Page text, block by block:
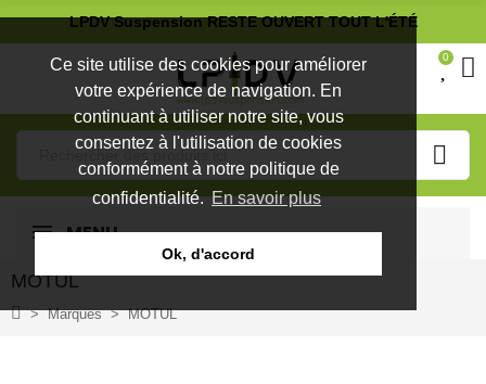
Ce site utilise des cookies pour améliorer
votre expérience de navigation. En
continuant à utiliser notre site, vous
consentez à l'utilisation de cookies
conformément à notre politique de
confidentialité.En savoir plus
Ok, d'accord
LPDV Suspension RESTE OUVERT TOUT L'ÉTÉ
0
MENU
MOTUL
Marques MOTUL